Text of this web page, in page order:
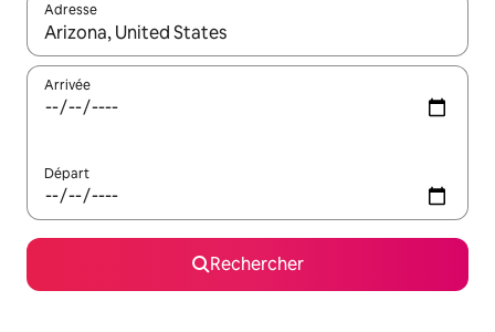
Adresse
Lorsque les résultats s'affichent, utilisez les flèches vers le
Arrivée
Départ
Rechercher